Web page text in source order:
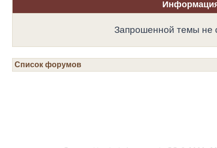
Запрошенной темы не
Список форумов